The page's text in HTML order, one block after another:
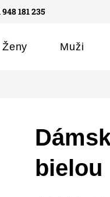
948 181 235
Ženy Muži
bielou